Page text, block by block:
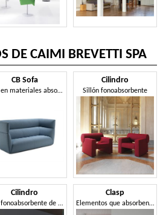
DE CAIMI BREVETTI SPA
CB Sofa
Sofá en materiales absorbentes de sonido, para comodidad acústica superior
Cilindro
Sofá fonoabsorbente de inspiración minimalista
Cilindro
Sillón fonoabsorbente
Clasp
Elementos que absorben el sonido en fibra Snowsound